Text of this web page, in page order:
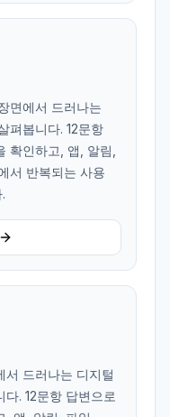
면에서 드러나는
펴봅니다. 12문항
확인하고, 앱, 알림,
서 반복되는 사용
서 드러나는 디지털
. 12문항 답변으로